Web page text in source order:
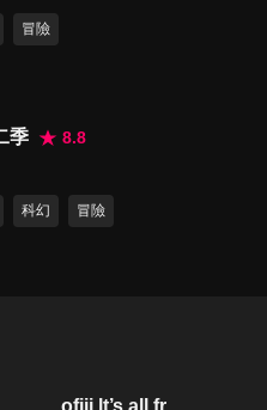
集 重組客人的臉/尋母三
集 超能力帽/可愛雨傘的
冒險
季
8.8
科幻 冒險